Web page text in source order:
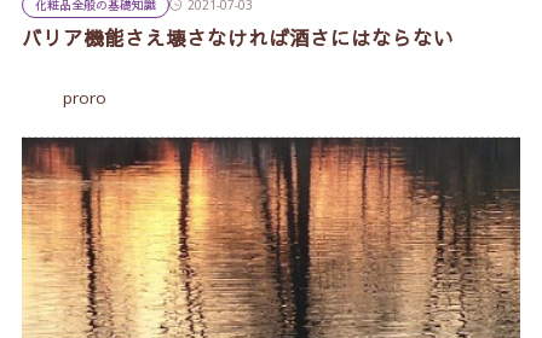
化粧品全般の基礎知識 2021-07-03
バリア機能さえ壊さなければ酒さにはならない
proro